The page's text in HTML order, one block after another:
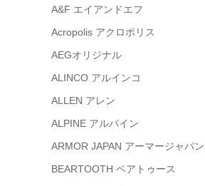
A&F エイアンドエフ
Acropolis アクロポリス
AEGオリジナル
ALINCO アルインコ
ALLEN アレン
ALPINE アルパイン
ARMOR JAPAN アーマージャパン
BEARTOOTH ベアトゥース